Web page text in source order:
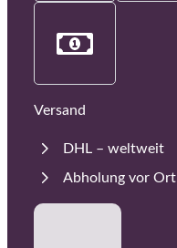
Versand
DHL – weltweit
Abholung vor Ort